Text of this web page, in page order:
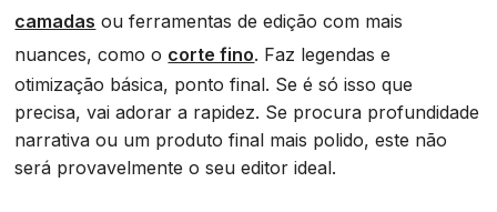
camadas ou ferramentas de edição com mais
nuances, como o corte fino. Faz legendas e
otimização básica, ponto final. Se é só isso que
precisa, vai adorar a rapidez. Se procura profundidade
narrativa ou um produto final mais polido, este não
será provavelmente o seu editor ideal.